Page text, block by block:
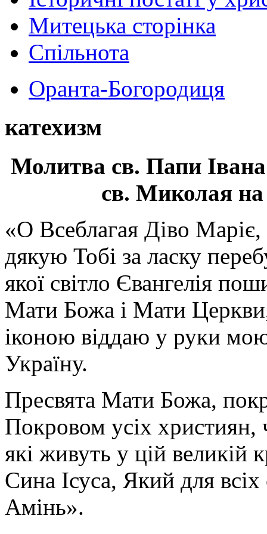
Митецька сторінка
Спільнота
Оранта-Богородиця
катехизм
Молитва св. Папи
св. Миколая на
«О Всеблагая Діво
дякую Тобі за ласку
якої світло Євангелія
Мати Божа і Мати
іконою віддаю у руки
Україну.
Пресвята Мати Божа,
Покровом усіх християн,
які живуть у цій великій
Сина Ісуса, Який для
Амінь».